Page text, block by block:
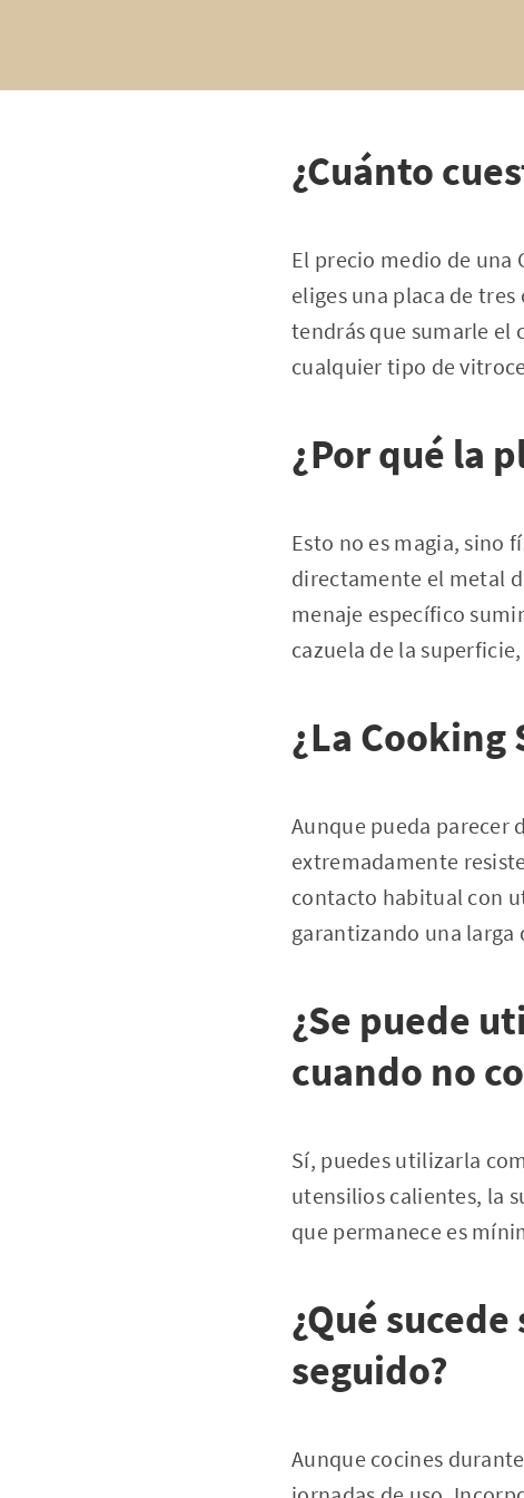
¿Cuánto
El precio medio de una
eliges una placa de
tendrás que sumarle el
cualquier tipo de
¿Por qué la
Esto no es magia, sino
directamente el metal
menaje específico
cazuela de la
¿La Cooking
Aunque pueda parecer
extremadamente
contacto habitual con
garantizando una larga
¿Se puede
cuando no
Sí, puedes utilizarla
utensilios calientes, la
que permanece es
¿Qué
seguido?
Aunque cocines